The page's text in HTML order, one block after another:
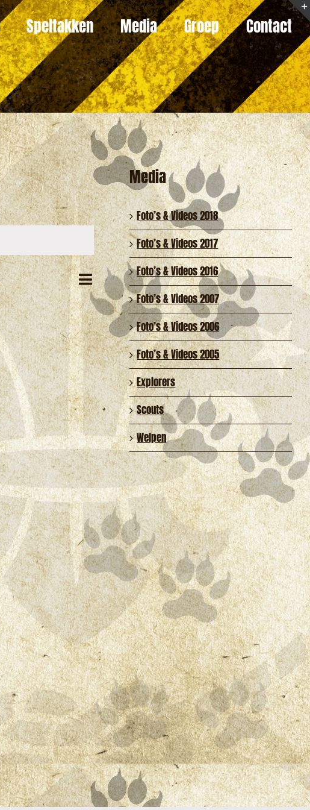
Speltakken Media Groep Contact
Evenementen
Zoeken
en
weergeven
navigatie
ZoekenEvenement
weergaven
navigatie
Lijst
Media
Foto’s & Videos 2018
Foto’s & Videos 2017
Foto’s & Videos 2016
Foto’s & Videos 2007
Foto’s & Videos 2006
Foto’s & Videos 2005
Explorers
Scouts
Welpen